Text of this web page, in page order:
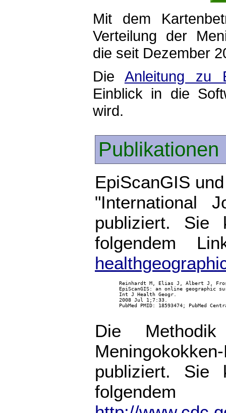
Mit dem
Verteilung der
die seit Dezember
Die Anleitung zu
Einblick in die
wird.
Publikationen
EpiScanGIS
"International
publiziert. Sie
folgendem
Reinhardt M, Elias J, Albert J,
EpiScanGIS: an online geographic
        Int J Health Geogr.
        2008 Jul 1;7:33.
PubMed PMID: 18593474; PubMed
Die
publiziert. Sie